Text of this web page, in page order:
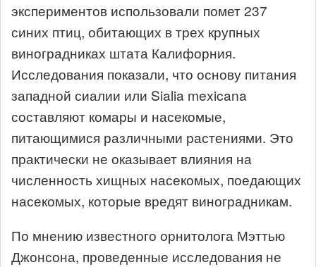
экспериментов использовали помет 237
синих птиц, обитающих в трех крупных
виноградниках штата Калифорния.
Исследования показали, что основу питания
западной сиалии или Sialia mexicana
составляют комары и насекомые,
питающимися различными растениями. Это
практически не оказывает влияния на
численность хищных насекомых, поедающих
насекомых, которые вредят виноградникам.
По мнению известного орнитолога Мэттью
Джонсона, проведенные исследования не